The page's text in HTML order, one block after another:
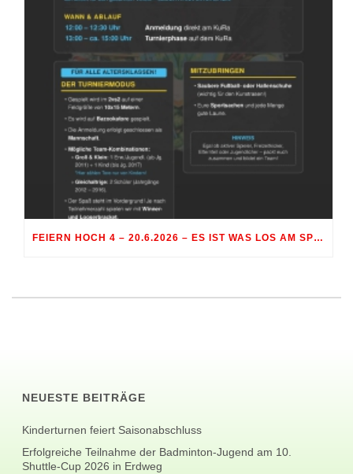
FEIERN HOCH 4 – 20.6.2026 – ES IST WAS LOS AM SPORTGELÄNDE RÖHRMOOS
NEUESTE BEITRÄGE
Kinderturnen feiert Saisonabschluss
Erfolgreiche Teilnahme der Badminton-Jugend am 10.
Shuttle-Cup 2026 in Erdweg